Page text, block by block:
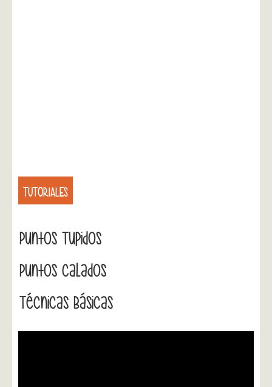
TUTORIALES
Puntos Tupidos
Puntos Calados
Técnicas Básicas